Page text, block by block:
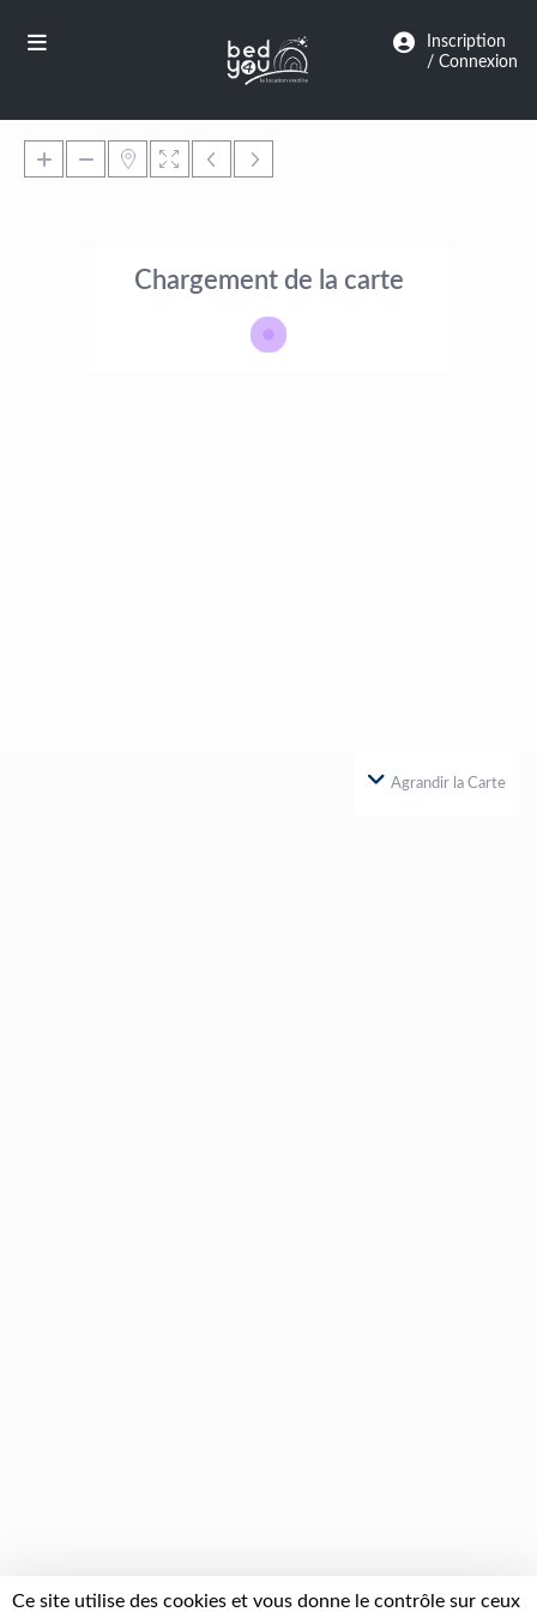
Inscription
/ Connexion
Chargement de la carte
Agrandir la Carte
Ce site utilise des cookies et vous donne le contrôle sur ceux